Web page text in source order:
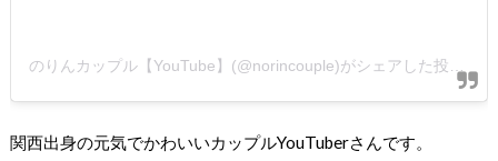
関西出身の元気でかわいいカップルYouTuberさんです。